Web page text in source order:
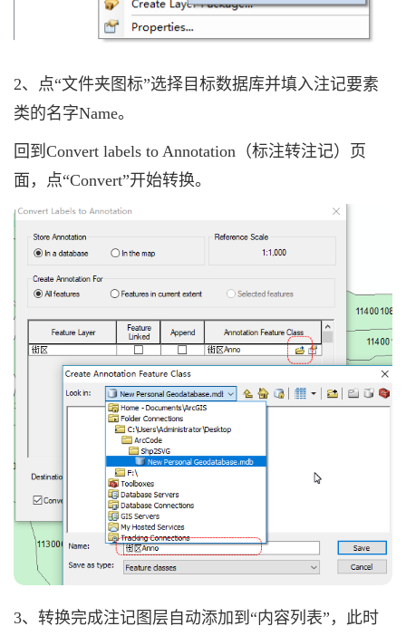
2、点“文件夹图标”选择目标数据库并填入注记要素
类的名字Name。
回到 Convert labels to Annotation（标注转注记）
页
面，点“Convert”开始转换。
3、转换完成注记图层自动添加到“内容列表”，此时